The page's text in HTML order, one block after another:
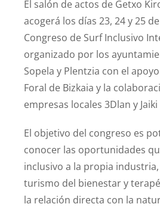
El salón de actos de Getxo
acogerá los días 23, 24 y 25
Congreso de Surf Inclusivo
organizado por los
Sopela y Plentzia con el
Foral de Bizkaia y la
empresas locales 3Dlan y
El objetivo del congreso es
conocer las oportunidades
inclusivo a la propia
turismo del bienestar y
la relación directa con la